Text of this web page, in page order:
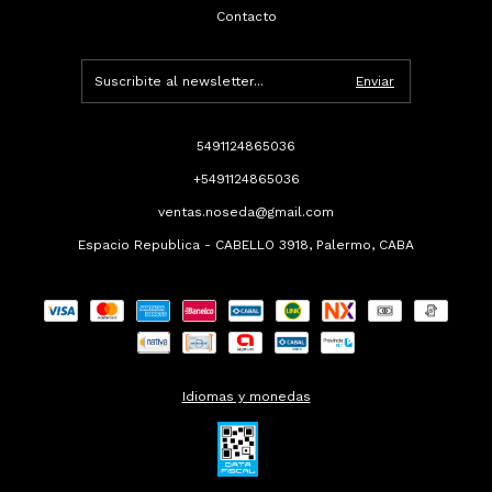
Contacto
5491124865036
+5491124865036
ventas.noseda@gmail.com
Espacio Republica - CABELLO 3918, Palermo, CABA
Idiomas y monedas